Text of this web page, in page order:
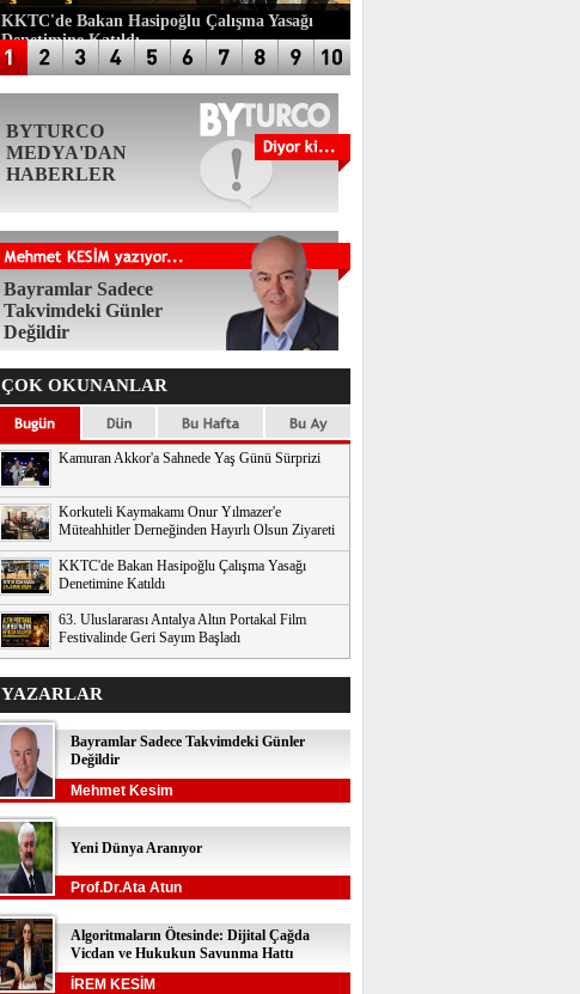
KKTC'de Bakan Hasipoğlu Çalışma Yasağı
Denetimine Katıldı
BYTURCO
MEDYA'DAN
HABERLER
Bayramlar Sadece
Takvimdeki Günler
Değildir
ÇOK OKUNANLAR
Kamuran Akkor'a Sahnede Yaş Günü Sürprizi
Korkuteli Kaymakamı Onur Yılmazer'e
Müteahhitler Derneğinden Hayırlı Olsun Ziyareti
KKTC'de Bakan Hasipoğlu Çalışma Yasağı
Denetimine Katıldı
63. Uluslararası Antalya Altın Portakal Film
Festivalinde Geri Sayım Başladı
YAZARLAR
Bayramlar Sadece Takvimdeki Günler
Değildir
Mehmet Kesim
Yeni Dünya Aranıyor
Prof.Dr.Ata Atun
Algoritmaların Ötesinde: Dijital Çağda
Vicdan ve Hukukun Savunma Hattı
İREM KESİM